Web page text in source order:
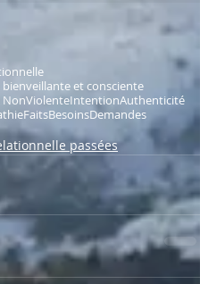
et consciente
IntentionAuthenticité
FaitsBesoinsDemandes
passées